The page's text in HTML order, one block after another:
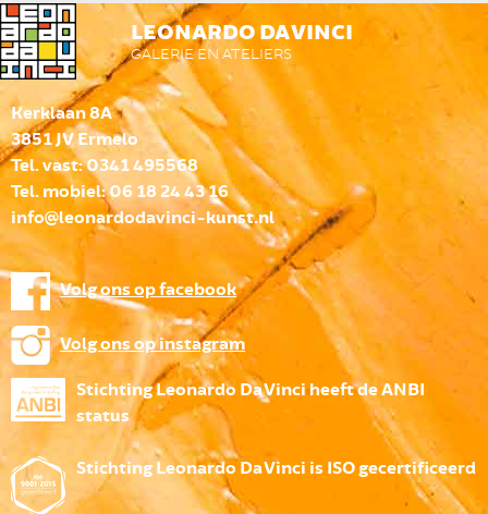
LEONARDO DA VINCI
GALERIE EN ATELIERS
Kerklaan 8A
3851 JV Ermelo
Tel. vast: 0341 495568
Tel. mobiel: 06 18 24 43 16
info@leonardodavinci-kunst.nl
Volg ons op facebook
Volg ons op instagram
Stichting Leonardo Da Vinci heeft de ANBI
status
Stichting Leonardo Da Vinci is ISO gecertificeerd